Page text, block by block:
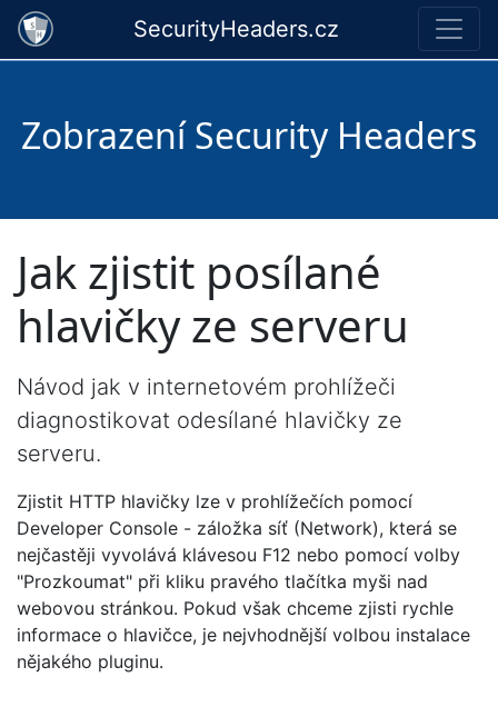
SecurityHeaders.cz
Zobrazení Security Headers
Jak zjistit posílané
hlavičky ze serveru
Návod jak v internetovém prohlížeči
diagnostikovat odesílané hlavičky ze
serveru.
Zjistit HTTP hlavičky lze v prohlížečích pomocí
Developer Console - záložka síť (Network), která se
nejčastěji vyvolává klávesou F12 nebo pomocí volby
"Prozkoumat" při kliku pravého tlačítka myši nad
webovou stránkou. Pokud však chceme zjisti rychle
informace o hlavičce, je nejvhodnější volbou instalace
nějakého pluginu.